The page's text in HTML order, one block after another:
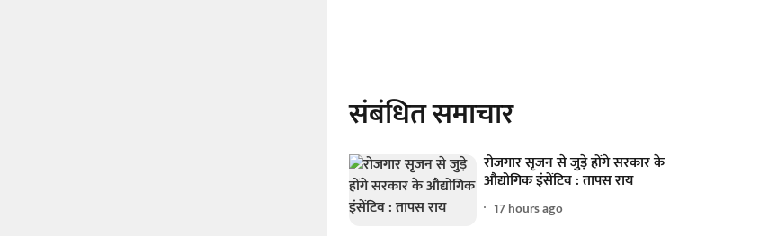
संबंधित समाचार
रोजगार सृजन से जुड़े होंगे सरकार के
औद्योगिक इंसेंटिव : तापस राय
17 hours ago